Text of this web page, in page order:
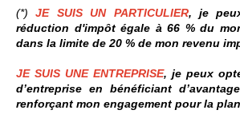
(*)JE SUIS UN PARTICULIER, je
réduction d'impôt égale à 66 % du
dans la limite de 20 % de mon revenu
JE SUIS UNE ENTREPRISE, je peux
d’entreprise en bénéficiant
renforçant mon engagement pour la